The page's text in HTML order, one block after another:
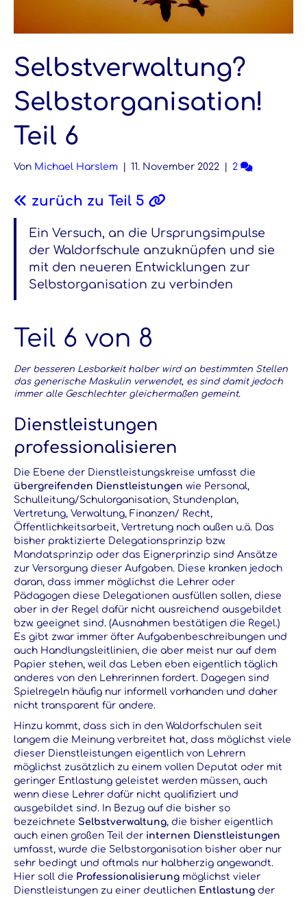
Selbstverwaltung?
Selbstorganisation!
Teil 6
Von Michael Harslem | 11. November 2022 | 2
zurüch zu Teil 5
Ein Versuch, an die Ursprungsimpulse
der Waldorfschule anzuknüpfen und sie
mit den neueren Entwicklungen zur
Selbstorganisation zu verbinden
Teil 6 von 8
Der besseren Lesbarkeit halber wird an bestimmten Stellen
das generische Maskulin verwendet, es sind damit jedoch
immer alle Geschlechter gleichermaßen gemeint.
Dienstleistungen
professionalisieren
Die Ebene der Dienstleistungskreise umfasst die
übergreifenden Dienstleistungen wie Personal,
Schulleitung/Schulorganisation, Stundenplan,
Vertretung, Verwaltung, Finanzen/ Recht,
Öffentlichkeitsarbeit, Vertretung nach außen u.ä. Das
bisher praktizierte Delegationsprinzip bzw.
Mandatsprinzip oder das Eignerprinzip sind Ansätze
zur Versorgung dieser Aufgaben. Diese kranken jedoch
daran, dass immer möglichst die Lehrer oder
Pädagogen diese Delegationen ausfüllen sollen, diese
aber in der Regel dafür nicht ausreichend ausgebildet
bzw. geeignet sind. (Ausnahmen bestätigen die Regel.)
Es gibt zwar immer öfter Aufgabenbeschreibungen und
auch Handlungsleitlinien, die aber meist nur auf dem
Papier stehen, weil das Leben eben eigentlich täglich
anderes von den Lehrerinnen fordert. Dagegen sind
Spielregeln häufig nur informell vorhanden und daher
nicht transparent für andere.
Hinzu kommt, dass sich in den Waldorfschulen seit
langem die Meinung verbreitet hat, dass möglichst viele
dieser Dienstleistungen eigentlich von Lehrern
möglichst zusätzlich zu einem vollen Deputat oder mit
geringer Entlastung geleistet werden müssen, auch
wenn diese Lehrer dafür nicht qualifiziert und
ausgebildet sind. In Bezug auf die bisher so
bezeichnete Selbstverwaltung, die bisher eigentlich
auch einen großen Teil der internen Dienstleistungen
umfasst, wurde die Selbstorganisation bisher aber nur
sehr bedingt und oftmals nur halbherzig angewandt.
Hier soll die Professionalisierung möglichst vieler
Dienstleistungen zu einer deutlichen Entlastung der